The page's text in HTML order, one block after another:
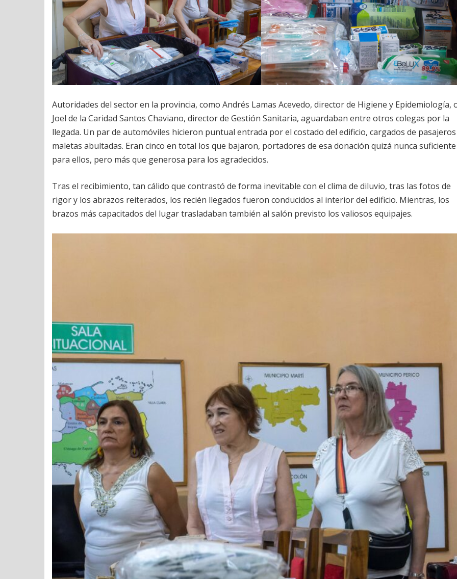
Autoridades del sector en la provincia, como Andrés Lamas Acevedo, director de Higiene y Epidemiología,
Joel de la Caridad Santos Chaviano, director de Gestión Sanitaria, aguardaban entre otros colegas por la
llegada. Un par de automóviles hicieron puntual entrada por el costado del edificio, cargados de
maletas abultadas. Eran cinco en total los que bajaron, portadores de esa donación quizá nunca suficiente
para ellos, pero más que generosa para los agradecidos.
Tras el recibimiento, tan cálido que contrastó de forma inevitable con el clima de diluvio, tras las fotos de
rigor y los abrazos reiterados, los recién llegados fueron conducidos al interior del edificio. Mientras, los
brazos más capacitados del lugar trasladaban también al salón previsto los valiosos equipajes.